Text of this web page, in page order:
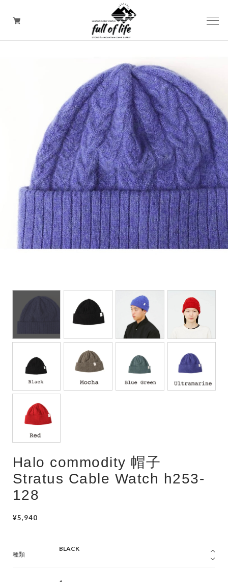
CAMPING GOODS
CLOTHING/ Outdoor WEAR
Halo commodity 帽子
Stratus Cable Watch h253-
128
¥5,940
種類